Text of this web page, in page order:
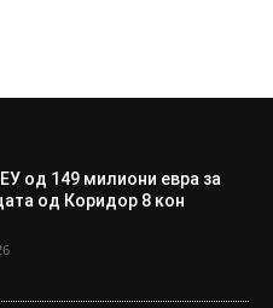
од 149 милиони евра за
од Коридор 8 кон